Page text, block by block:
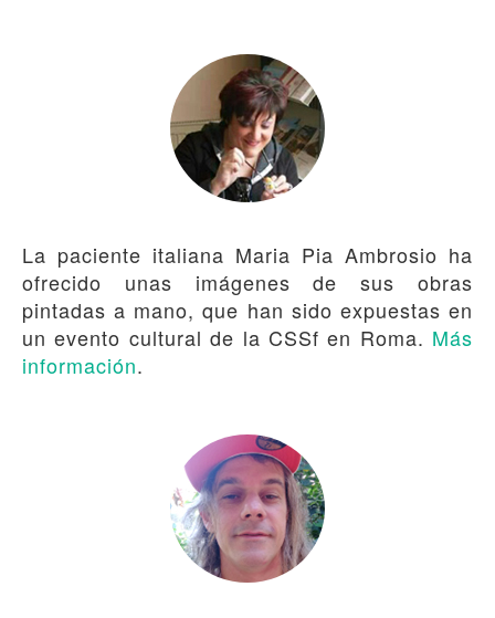
La paciente italiana Maria Pia Ambrosio ha
ofrecido unas imágenes de sus obras
pintadas a mano, que han sido expuestas en
un evento cultural de la CSSf en Roma. Más
información.